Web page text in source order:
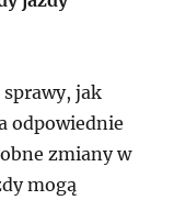
jak
odpowiednie
zmiany w
mogą